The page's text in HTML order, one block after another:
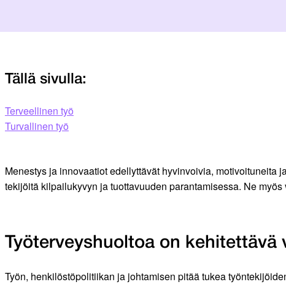
Tällä sivulla:
Terveellinen työ
Turvallinen työ
Menestys ja innovaatiot edellyttävät hyvinvoivia,
tekijöitä kilpailukyvyn ja tuottavuuden parantamisessa. Ne
Työterveyshuoltoa on
Työn, henkilöstöpolitiikan ja johtamisen pitää tukea